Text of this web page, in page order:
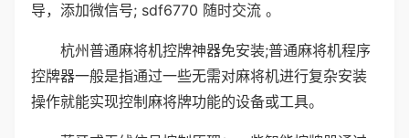
导，添加微信号; sdf6770 随时交流 。
杭州普通麻将机控牌神器免安装;普通麻将机程序
控牌器一般是指通过一些无需对麻将机进行复杂安装
操作就能实现控制麻将牌功能的设备或工具。